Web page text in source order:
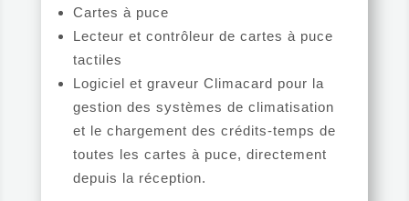
Cartes à puce
Lecteur et contrôleur de cartes à puce
tactiles
Logiciel et graveur Climacard pour la
gestion des systèmes de climatisation
et le chargement des crédits-temps de
toutes les cartes à puce, directement
depuis la réception.